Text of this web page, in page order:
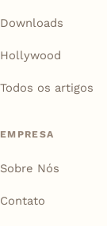
Downloads
Hollywood
Todos os artigos
EMPRESA
Sobre Nós
Contato